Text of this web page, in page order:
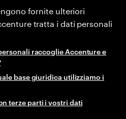
fornite ulteriori
tratta i dati personali
raccoglie Accenture e
base giuridica utilizziamo i
terze parti i vostri dati